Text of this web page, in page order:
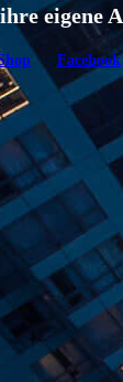
eigene
Facebook